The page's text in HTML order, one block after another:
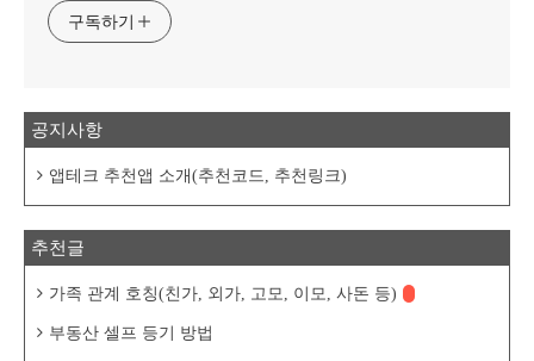
구독하기
공지사항
앱테크 추천앱 소개(추천코드, 추천링크)
추천글
가족 관계 호칭(친가, 외가, 고모, 이모, 사돈 등)
부동산 셀프 등기 방법